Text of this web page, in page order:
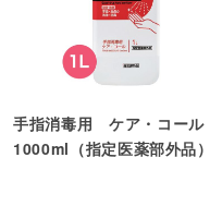
手指消毒用 ケア・コール
1000ml（指定医薬部外品）